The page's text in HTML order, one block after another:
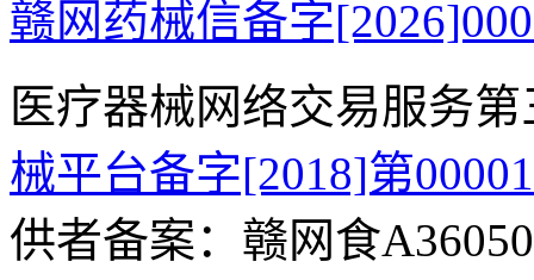
赣网药械信备字
医疗器械网络交易服务
械平台备字[2018]第
供者备案：赣网食